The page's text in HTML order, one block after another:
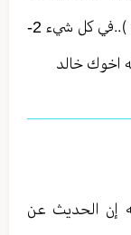
المشاكل و و مثيلاتها يحل بالاتي :ـ 1-( عفه )..في كل شيء 2-
اخوك خالد
إن الحديث عن